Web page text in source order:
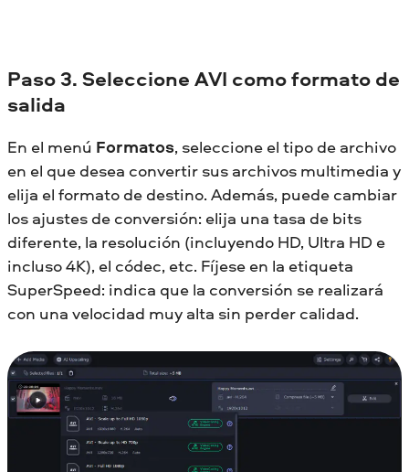
Paso 3. Seleccione AVI como formato de
salida
En el menú Formatos, seleccione el tipo de archivo
en el que desea convertir sus archivos multimedia y
elija el formato de destino. Además, puede cambiar
los ajustes de conversión: elija una tasa de bits
diferente, la resolución (incluyendo HD, Ultra HD e
incluso 4K), el códec, etc. Fíjese en la etiqueta
SuperSpeed: indica que la conversión se realizará
con una velocidad muy alta sin perder calidad.